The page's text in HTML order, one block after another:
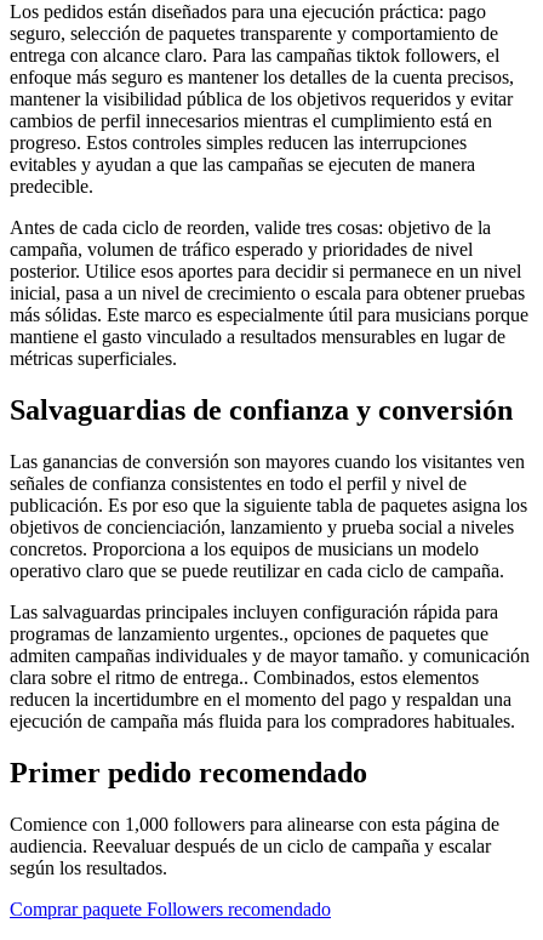
Los pedidos están diseñados para una ejecución práctica: pago
seguro, selección de paquetes transparente y comportamiento de
entrega con alcance claro. Para las campañas tiktok followers, el
enfoque más seguro es mantener los detalles de la cuenta precisos,
mantener la visibilidad pública de los objetivos requeridos y evitar
cambios de perfil innecesarios mientras el cumplimiento está en
progreso. Estos controles simples reducen las interrupciones
evitables y ayudan a que las campañas se ejecuten de manera
predecible.
Antes de cada ciclo de reorden, valide tres cosas: objetivo de la
campaña, volumen de tráfico esperado y prioridades de nivel
posterior. Utilice esos aportes para decidir si permanece en un nivel
inicial, pasa a un nivel de crecimiento o escala para obtener pruebas
más sólidas. Este marco es especialmente útil para musicians porque
mantiene el gasto vinculado a resultados mensurables en lugar de
métricas superficiales.
Salvaguardias de confianza y conversión
Las ganancias de conversión son mayores cuando los visitantes ven
señales de confianza consistentes en todo el perfil y nivel de
publicación. Es por eso que la siguiente tabla de paquetes asigna los
objetivos de concienciación, lanzamiento y prueba social a niveles
concretos. Proporciona a los equipos de musicians un modelo
operativo claro que se puede reutilizar en cada ciclo de campaña.
Las salvaguardas principales incluyen configuración rápida para
programas de lanzamiento urgentes., opciones de paquetes que
admiten campañas individuales y de mayor tamaño. y comunicación
clara sobre el ritmo de entrega.. Combinados, estos elementos
reducen la incertidumbre en el momento del pago y respaldan una
ejecución de campaña más fluida para los compradores habituales.
Primer pedido recomendado
Comience con 1,000 followers para alinearse con esta página de
audiencia. Reevaluar después de un ciclo de campaña y escalar
según los resultados.
Comprar paquete Followers recomendado